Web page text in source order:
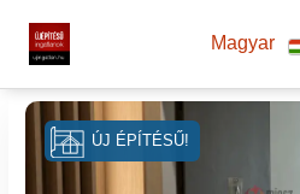
Magyar
ÚJ ÉPÍTÉSŰ!